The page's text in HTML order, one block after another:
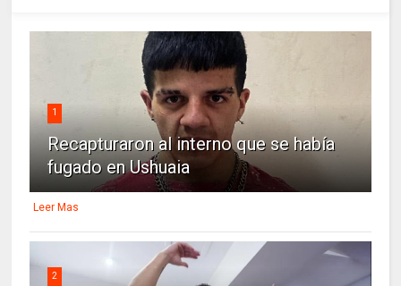
1
Recapturaron al interno que se había
fugado en Ushuaia
Leer Mas
2